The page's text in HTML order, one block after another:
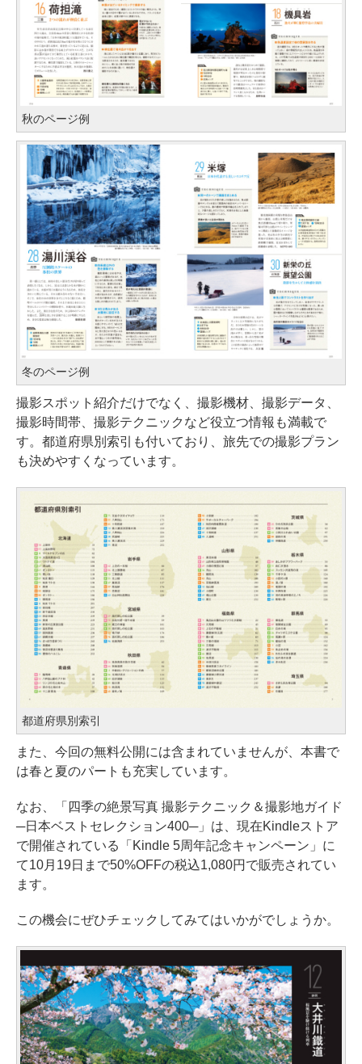
秋のページ例
冬のページ例
撮影スポット紹介だけでなく、撮影機材、撮影データ、
撮影時間帯、撮影テクニックなど役立つ情報も満載で
す。都道府県別索引も付いており、旅先での撮影プラン
も決めやすくなっています。
都道府県別索引
また、今回の無料公開には含まれていませんが、本書で
は春と夏のパートも充実しています。
なお、「四季の絶景写真 撮影テクニック＆撮影地ガイド
─日本ベストセレクション400─」は、現在Kindleストア
で開催されている「Kindle 5周年記念キャンペーン」に
て10月19日まで50%OFFの税込1,080円で販売されてい
ます。
この機会にぜひチェックしてみてはいかがでしょうか。